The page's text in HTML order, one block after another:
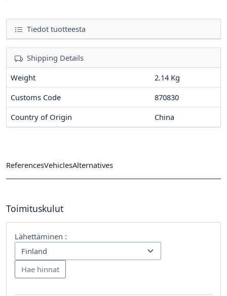
Tiedot tuotteesta
Shipping Details
Weight
2.14 Kg
Customs Code
870830
Country of Origin
China
ReferencesVehiclesAlternatives
Toimituskulut
Lähettäminen :